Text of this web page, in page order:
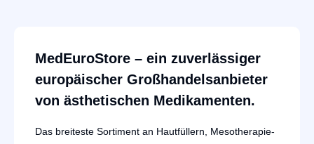
MedEuroStore – ein zuverlässiger
europäischer Großhandelsanbieter
von ästhetischen Medikamenten.
Das breiteste Sortiment an Hautfüllern, Mesotherapie-